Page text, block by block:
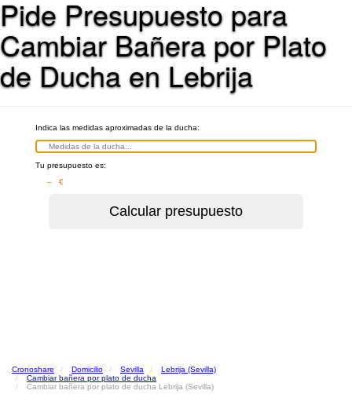
Pide Presupuesto para
Cambiar Bañera por Plato
de Ducha en Lebrija
Indica las medidas aproximadas de la ducha:
Tu presupuesto es:
– €
Cronoshare Domicilio Sevilla
Lebrija (Sevilla)
Cambiar bañera por plato de ducha
Cambiar bañera por plato de ducha Lebrija (Sevilla)